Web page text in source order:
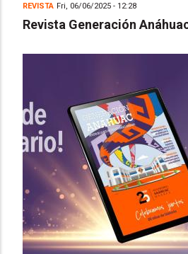
REVISTA Fri, 06/06/2025 - 12:28
Revista Generación